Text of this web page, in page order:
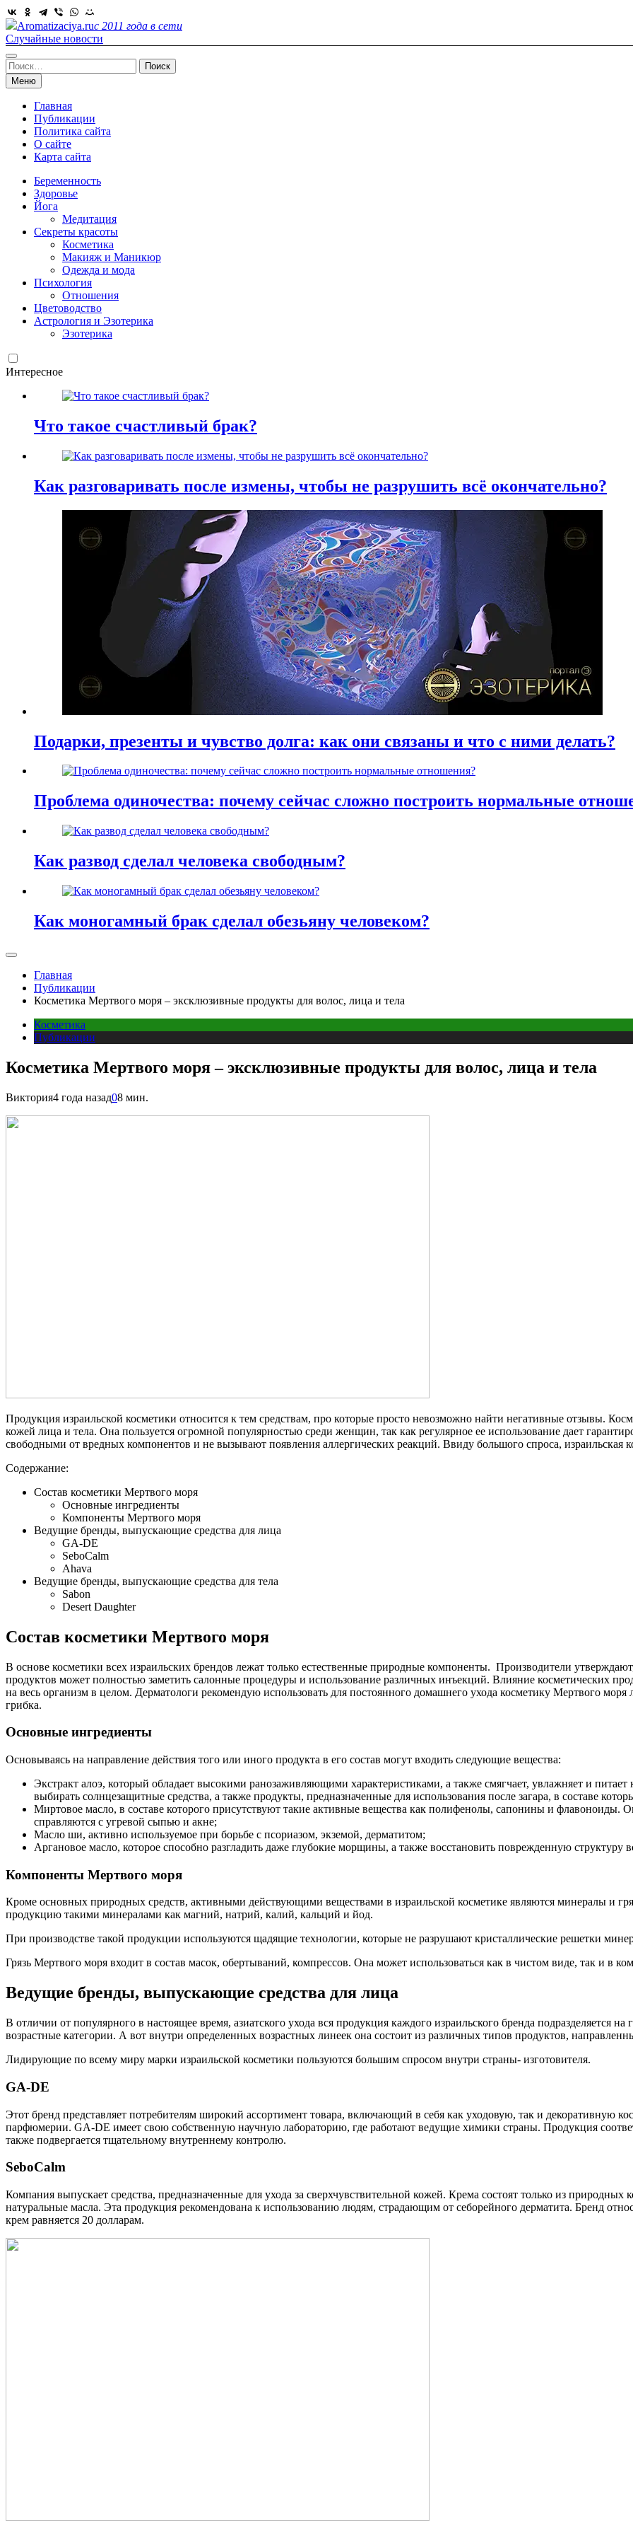
Skip
to
content
Aromatizaciya.ruс 2011 года в сети
Случайные новости
Найти:
Меню
Главная
Публикации
Политика сайта
О сайте
Карта сайта
Беременность
Здоровье
Йога
Медитация
Секреты красоты
Косметика
Макияж и Маникюр
Одежда и мода
Психология
Отношения
Цветоводство
Астрология и Эзотерика
Эзотерика
Интересное
Что такое счастливый брак?
Как разговаривать после измены, чтобы не разрушить всё окончательно?
Подарки, презенты и чувство долга: как они связаны и что с ними делать?
Проблема одиночества: почему сейчас сложно построить нормальные
Как развод сделал человека свободным?
Как моногамный брак сделал обезьяну человеком?
Главная
Публикации
Косметика Мертвого моря – эксклюзивные продукты для волос, лица и тела
Косметика
Публикации
Косметика Мертвого моря – эксклюзивные продукты для волос, лица и тела
Виктория4 года назад08 мин.
Продукция израильской косметики относится к тем средствам, про которые просто невозможно найти негативные отзывы.
кожей лица и тела. Она пользуется огромной популярностью среди женщин, так как регулярное ее использование дает
свободными от вредных компонентов и не вызывают появления аллергических реакций. Ввиду большого спроса, израильская
Содержание:
Состав косметики Мертвого моря
Основные ингредиенты
Компоненты Мертвого моря
Ведущие бренды, выпускающие средства для лица
GA-DE
SeboCalm
Ahava
Ведущие бренды, выпускающие средства для тела
Sabon
Desert Daughter
Состав косметики Мертвого моря
В основе косметики всех израильских брендов лежат только естественные природные компоненты. Производители
продуктов может полностью заметить салонные процедуры и использование различных инъекций. Влияние косметических
на весь организм в целом. Дерматологи рекомендую использовать для постоянного домашнего ухода косметику Мертвого
грибка.
Основные ингредиенты
Основываясь на направление действия того или иного продукта в его состав могут входить следующие вещества:
Экстракт алоэ, который обладает высокими ранозаживляющими характеристиками, а также смягчает, увлажняет и
выбирать солнцезащитные средства, а также продукты, предназначенные для использования после загара, в составе
Миртовое масло, в составе которого присутствуют такие активные вещества как полифенолы, сапонины и флавоноиды.
справляются с угревой сыпью и акне;
Масло ши, активно используемое при борьбе с псориазом, экземой, дерматитом;
Аргановое масло, которое способно разгладить даже глубокие морщины, а также восстановить поврежденную структуру
Компоненты Мертвого моря
Кроме основных природных средств, активными действующими веществами в израильской косметике являются минералы и
продукцию такими минералами как магний, натрий, калий, кальций и йод.
При производстве такой продукции используются щадящие технологии, которые не разрушают кристаллические решетки
Грязь Мертвого моря входит в состав масок, обертываний, компрессов. Она может использоваться как в чистом виде, так и в
Ведущие бренды, выпускающие средства для лица
В отличии от популярного в настоящее время, азиатского ухода вся продукция каждого израильского бренда подразделяется
возрастные категории. А вот внутри определенных возрастных линеек она состоит из различных типов продуктов,
Лидирующие по всему миру марки израильской косметики пользуются большим спросом внутри страны- изготовителя.
GA-DE
Этот бренд представляет потребителям широкий ассортимент товара, включающий в себя как уходовую, так и декоративную
парфюмерии. GA-DE имеет свою собственную научную лабораторию, где работают ведущие химики страны. Продукция
также подвергается тщательному внутреннему контролю.
SeboCalm
Компания выпускает средства, предназначенные для ухода за сверхчувствительной кожей. Крема состоят только из
натуральные масла. Эта продукция рекомендована к использованию людям, страдающим от себорейного дерматита. Бренд
крем равняется 20 долларам.